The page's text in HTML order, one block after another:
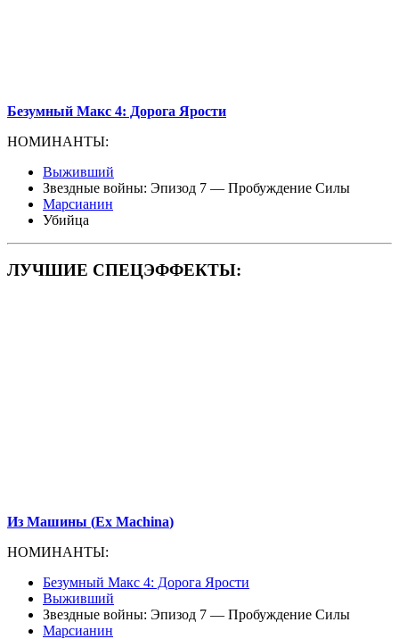
Безумный Макс 4: Дорога Ярости
НОМИНАНТЫ:
Выживший
Звездные войны: Эпизод 7 — Пробуждение Силы
Марсианин
Убийца
ЛУЧШИЕ СПЕЦЭФФЕКТЫ:
Из Машины (Ex Machina)
НОМИНАНТЫ:
Безумный Макс 4: Дорога Ярости
Выживший
Звездные войны: Эпизод 7 — Пробуждение Силы
Марсианин